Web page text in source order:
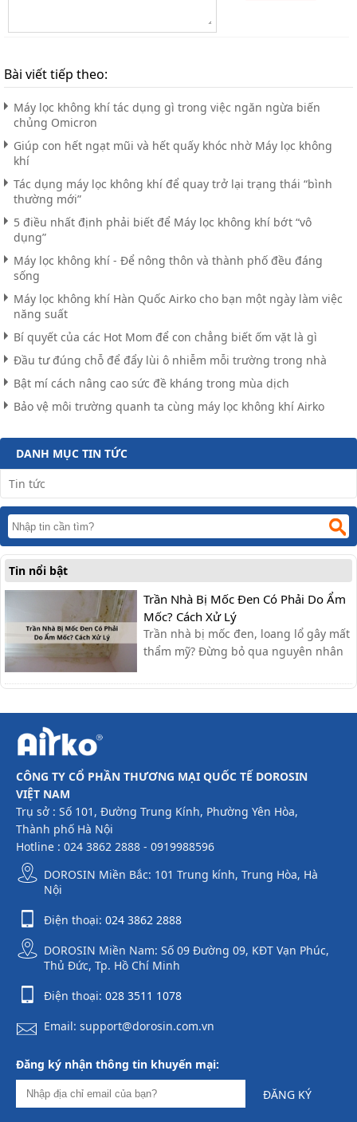
Bài viết tiếp theo:
Máy lọc không khí tác dụng gì trong việc ngăn ngừa biến
chủng Omicron
Giúp con hết ngạt mũi và hết quấy khóc nhờ Máy lọc không
khí
Tác dụng máy lọc không khí để quay trở lại trạng thái “bình
thường mới”
5 điều nhất định phải biết để Máy lọc không khí bớt “vô
dụng”
Máy lọc không khí - Để nông thôn và thành phố đều đáng
sống
Máy lọc không khí Hàn Quốc Airko cho bạn một ngày làm việc
năng suất
Bí quyết của các Hot Mom để con chẳng biết ốm vặt là gì
Đầu tư đúng chỗ để đẩy lùi ô nhiễm mỗi trường trong nhà
Bật mí cách nâng cao sức đề kháng trong mùa dịch
Bảo vệ môi trường quanh ta cùng máy lọc không khí Airko
DANH MỤC TIN TỨC
Tin tức
Tin nổi bật
Trần Nhà Bị Mốc Đen Có Phải Do Ẩm
Mốc? Cách Xử Lý
Trần nhà bị mốc đen, loang lổ gây mất
thẩm mỹ? Đừng bỏ qua nguyên nhân
ngay tại nhà mà bài viết dưới đây sẽ
CÔNG TY CỔ PHẦN THƯƠNG MẠI QUỐC TẾ DOROSIN
VIỆT NAM
Trụ sở : Số 101, Đường Trung Kính, Phường Yên Hòa,
Thành phố Hà Nội
Hotline : 024 3862 2888 - 0919988596
DOROSIN Miền Bắc: 101 Trung kính, Trung Hòa, Hà
Nội
Điện thoại: 024 3862 2888
DOROSIN Miền Nam: Số 09 Đường 09, KĐT Vạn Phúc,
Thủ Đức, Tp. Hồ Chí Minh
Điện thoại: 028 3511 1078
Email: support@dorosin.com.vn
Đăng ký nhận thông tin khuyến mại:
ĐĂNG KÝ